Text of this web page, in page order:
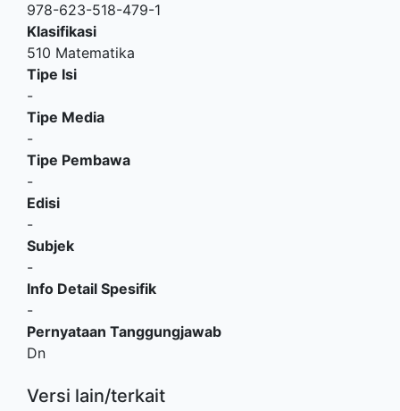
978-623-518-479-1
Klasifikasi
510 Matematika
Tipe Isi
-
Tipe Media
-
Tipe Pembawa
-
Edisi
-
Subjek
-
Info Detail Spesifik
-
Pernyataan Tanggungjawab
Dn
Versi lain/terkait